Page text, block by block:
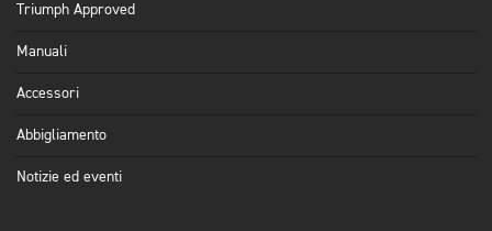
Triumph Approved
Manuali
Accessori
Abbigliamento
Notizie ed eventi